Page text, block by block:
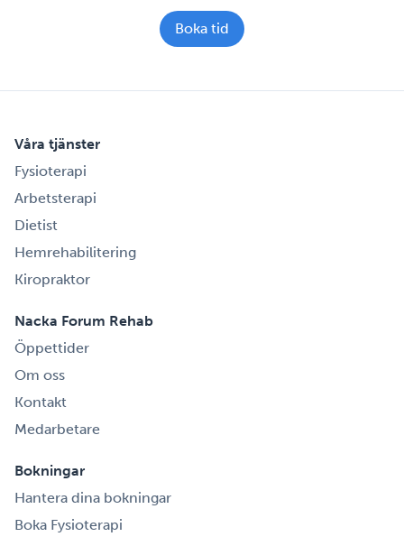
Boka tid
Våra tjänster
Fysioterapi
Arbetsterapi
Dietist
Hemrehabilitering
Kiropraktor
Nacka Forum Rehab
Öppettider
Om oss
Kontakt
Medarbetare
Bokningar
Hantera dina bokningar
Boka Fysioterapi